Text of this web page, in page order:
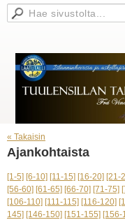
« Takaisin
Ajankohtaista
[1-5] [6-10] [11-15] [16-20] [21-
[56-60] [61-65] [66-70] [71-75]
[106-110] [111-115] [116-120]
145] [146-150] [151-155] [156-